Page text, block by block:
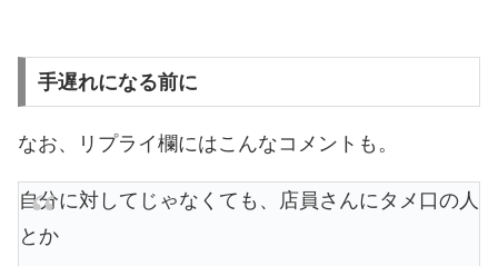
手遅れになる前に
なお、リプライ欄にはこんなコメントも。
自分に対してじゃなくても、店員さんにタメ口の人
とか